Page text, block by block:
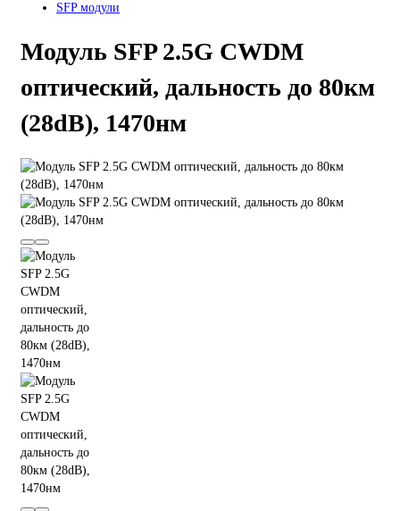
SFP модули
Модуль SFP 2.5G CWDM
оптический, дальность до 80км
(28dB), 1470нм